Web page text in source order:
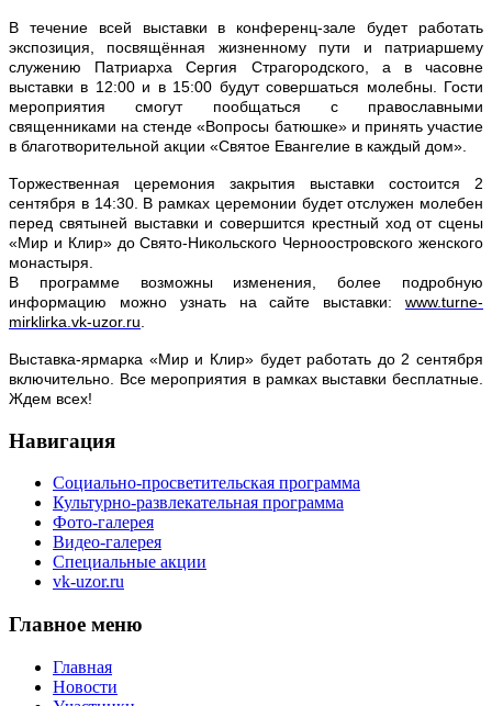
В течение всей выставки в конференц-зале будет работать
экспозиция, посвящённая жизненному пути и патриаршему
служению Патриарха Сергия Страгородского, а в часовне
выставки в 12:00 и в 15:00 будут совершаться молебны. Гости
мероприятия смогут пообщаться с православными
священниками на стенде «Вопросы батюшке» и принять участие
в благотворительной акции «Святое Евангелие в каждый дом».
Торжественная церемония закрытия выставки состоится 2
сентября в 14:30. В рамках церемонии будет отслужен молебен
перед святыней выставки и совершится крестный ход от сцены
«Мир и Клир» до Свято-Никольского Черноостровского женского
монастыря.
В программе возможны изменения, более подробную
информацию можно узнать на сайте выставки: www.turne-
mirklirka.vk-uzor.ru
Выставка-ярмарка «Мир и Клир» будет работать до 2 сентября
включительно. Все мероприятия в рамках выставки бесплатные.
Ждем всех!
Навигация
Социально-просветительская программа
Культурно-развлекательная программа
Фото-галерея
Видео-галерея
Специальные акции
vk-uzor.ru
Главное меню
Главная
Новости